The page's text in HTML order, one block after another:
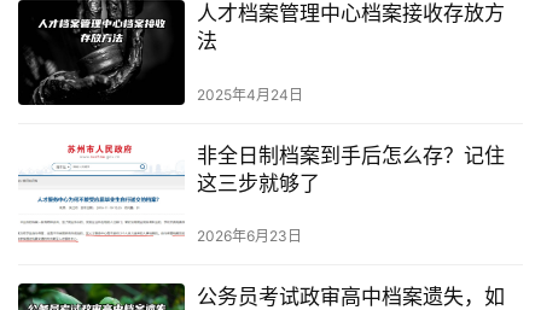
人才档案管理中心档案接收存放方
法
2025年4月24日
非全日制档案到手后怎么存？记住
这三步就够了
2026年6月23日
公务员考试政审高中档案遗失，如